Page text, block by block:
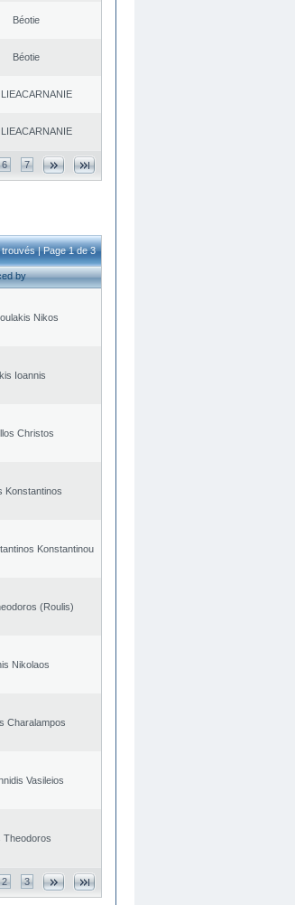
Béotie
Béotie
6 7
| Page 1 de 3
by
Nikos
Ioannis
Christos
Konstantinos
Konstantinou
(Roulis)
Nikolaos
Charalampos
Vasileios
Theodoros
2 3